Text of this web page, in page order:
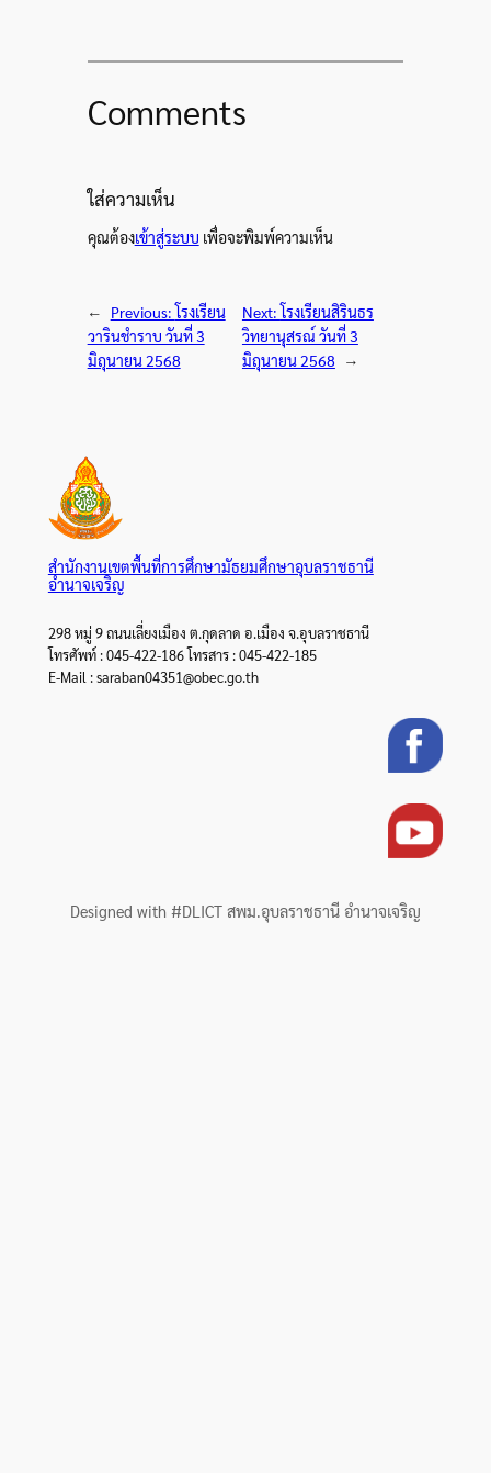
Comments
ใส่ความเห็น
คุณต้องเข้าสู่ระบบ เพื่อจะพิมพ์ความเห็น
← Previous:โรงเรียน
วารินชำราบ วันที่ 3
มิถุนายน 2568
Next:โรงเรียนสิรินธร
วิทยานุสรณ์ วันที่ 3
มิถุนายน 2568
→
สำนักงานเขตพื้นที่การศึกษามัธยมศึกษาอุบลราชธานี
อำนาจเจริญ
298 หมู่ 9 ถนนเลี่ยงเมือง ต.กุดลาด อ.เมือง จ.อุบลราชธานี
โทรศัพท์ : 045-422-186 โทรสาร : 045-422-185
E-Mail : saraban04351@obec.go.th
Designed with #DLICT สพม.อุบลราชธานี อำนาจเจริญ